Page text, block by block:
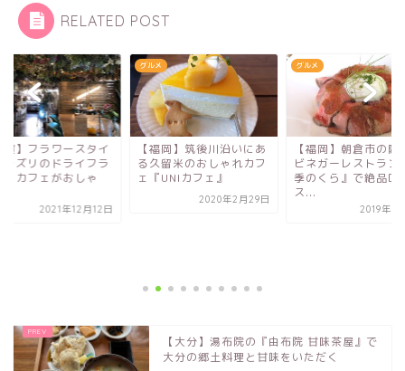
RELATED POST
賀】フラワースタイ
ラズリのドライフラ
とカフェがおしゃ
2021年12月12日
グルメ
【福岡】筑後川沿いにあ
る久留米のおしゃれカフ
ェ『UNIカフェ』
2020年2月29日
グルメ
【福岡】朝倉市の隠
ビネガーレストラン
季のくら』で絶品ロ
ス...
2019年6
【大分】湯布院の『由布院 甘味茶屋』で
大分の郷土料理と甘味をいただく